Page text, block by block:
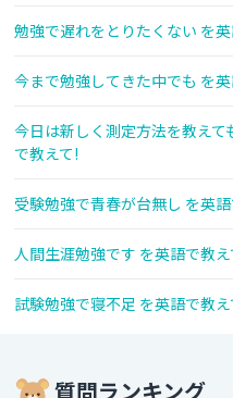
勉強で遅れをとりたくない を
今まで勉強してきた中でも を
今日は新しく測定方法を教え
で教えて!
受験勉強で青春が台無し を英
人間生涯勉強です を英語で教え
試験勉強で寝不足 を英語で教え
質問ランキング